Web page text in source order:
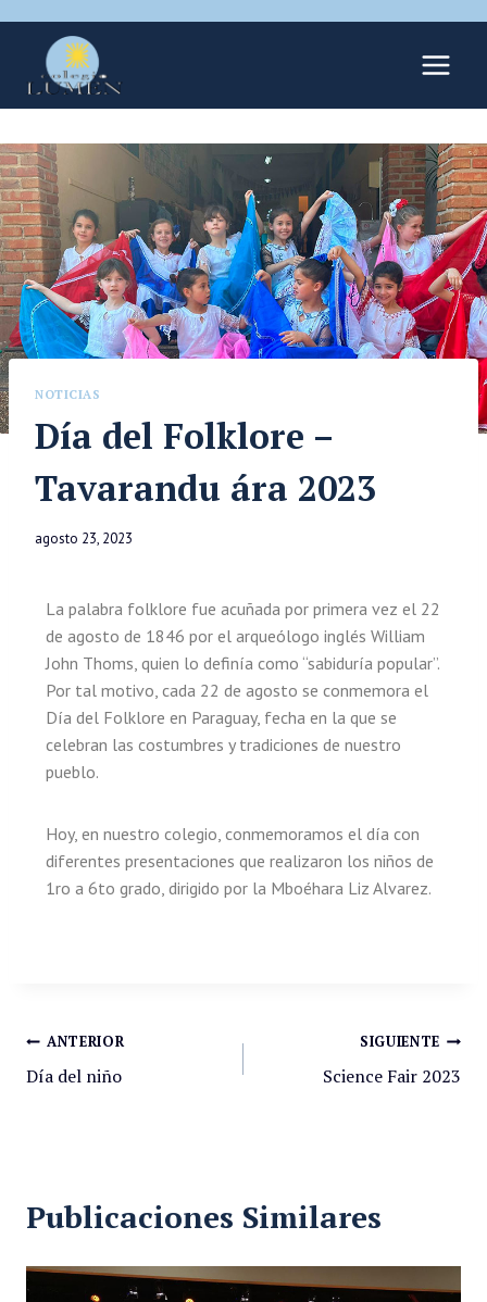
NOTICIAS
Día del Folklore –
Tavarandu ára 2023
agosto 23, 2023
La palabra folklore fue acuñada por primera vez el 22
de agosto de 1846 por el arqueólogo inglés William
John Thoms, quien lo definía como “sabiduría popular”.
Por tal motivo, cada 22 de agosto se conmemora el
Día del Folklore en Paraguay, fecha en la que se
celebran las costumbres y tradiciones de nuestro
pueblo.
Hoy, en nuestro colegio, conmemoramos el día con
diferentes presentaciones que realizaron los niños de
1ro a 6to grado, dirigido por la Mboéhara Liz Alvarez.
ANTERIOR
Día del niño
SIGUIENTE
Science Fair 2023
Publicaciones Similares